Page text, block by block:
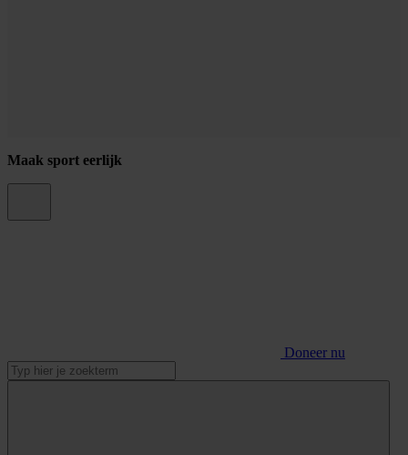
Maak sport eerlijk
Doneer nu